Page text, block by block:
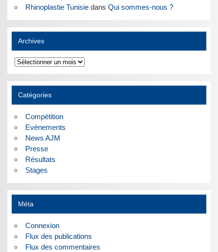
Rhinoplastie Tunisiedans Qui sommes-nous ?
Archives
Archives
Catégories
Compétition
Evènements
News AJM
Presse
Résultats
Stages
Méta
Connexion
Flux des publications
Flux des commentaires